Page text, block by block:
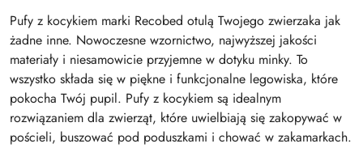
Pufy z kocykiem marki Recobed otulą Twojego zwierzaka jak
żadne inne. Nowoczesne wzornictwo, najwyższej jakości
materiały i niesamowicie przyjemne w dotyku minky. To
wszystko składa się w piękne i funkcjonalne legowiska, które
pokocha Twój pupil. Pufy z kocykiem są idealnym
rozwiązaniem dla zwierząt, które uwielbiają się zakopywać w
pościeli, buszować pod poduszkami i chować w zakamarkach.